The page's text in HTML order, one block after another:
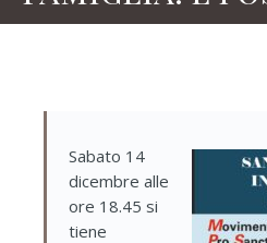
Sabato 14
dicembre alle
ore 18.45 si
tiene